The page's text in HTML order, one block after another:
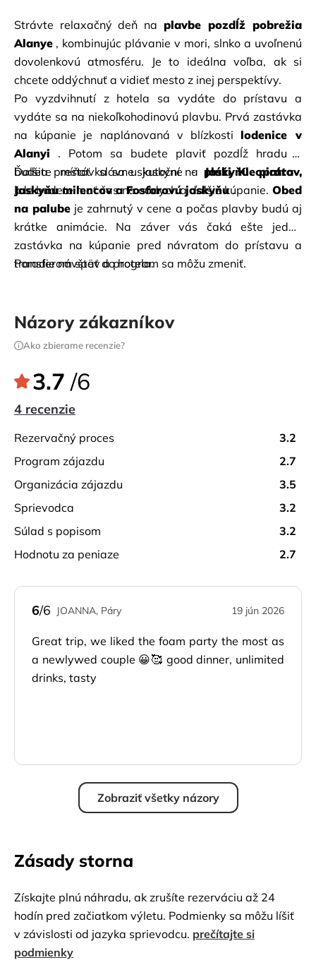
Strávte relaxačný deň na plavbe pozdĺž pobrežia
Alanye , kombinujúc plávanie v mori, slnko a uvoľnenú
dovolenkovú atmosféru. Je to ideálna voľba, ak si
chcete oddýchnuť a vidieť mesto z inej perspektívy.
Po vyzdvihnutí z hotela sa vydáte do prístavu a
vydáte sa na niekoľkohodinovú plavbu. Prvá zastávka
na kúpanie je naplánovaná v blízkosti lodenice v
Alanyi
. Potom sa budete plaviť pozdĺž hradu a
budete míňať slávne jaskyne - Jaskyňu pirátov,
Jaskyňu milencov a Fosforovú jaskyňu .
Ďalšia prestávka sa uskutoční na pláži Kleopatra ,
kde budete mať čas na oddych a ďalšie kúpanie. Obed
na palube je zahrnutý v cene a počas plavby budú aj
krátke animácie. Na záver vás čaká ešte jedna
zastávka na kúpanie pred návratom do prístavu a
transferom späť do hotela.
Poradie návštev a program sa môžu zmeniť.
Názory zákazníkov
Ako zbierame recenzie?
3.7 /6
4 recenzie
rezervačný proces
3.2
program zájazdu
2.7
organizácia zájazdu
3.5
sprievodca
3.2
súlad s popisom
3.2
hodnotu za peniaze
2.7
6/6 JOANNA, Páry 19 jún 2026
Great trip, we liked the foam party the most as
a newlywed couple 😀🥰 good dinner, unlimited
drinks, tasty
Zobraziť všetky názory
Zásady storna
Získajte plnú náhradu, ak zrušíte rezerváciu až 24
hodín pred začiatkom výletu. Podmienky sa môžu líšiť
v závislosti od jazyka sprievodcu. prečítajte si
podmienky